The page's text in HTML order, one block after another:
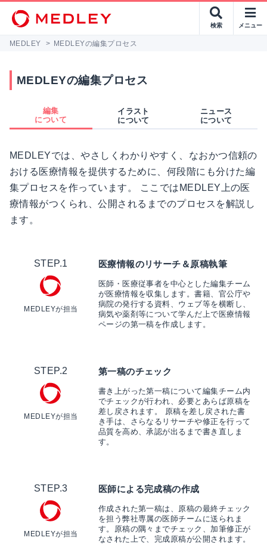
検索 メニュー
MEDLEY > MEDLEYの編集プロセス
MEDLEYの編集プロセス
編集
について
イラスト
について
ニュース
について
MEDLEYでは、やさしくわかりやすく、なおかつ信頼の
おける医療情報を提供するために、何段階にも分けた編
集プロセスを作っています。 ここではMEDLEY上の医
療情報がつくられ、公開されるまでのプロセスを解説し
ます。
STEP.1
MEDLEYが担当
医療情報のリサーチ＆原稿執筆
医師・医療従事者を中心とした編集チーム
が医療情報を収集します。書籍、官公庁や
病院の発行する資料、ウェブ等を横断し、
病気や薬剤等について学んだ上で医療情報
ページの第一稿を作成します。
STEP.2
MEDLEYが担当
第一稿のチェック
書き上がった第一稿について編集チーム内
でチェックが行われ、必要とあらば原稿を
差し戻されます。 原稿を差し戻された書
き手は、さらなるリサーチや修正を行って
品質を高め、承認が出るまで書き直しま
す。
STEP.3
MEDLEYが担当
医師による完成稿の作成
作成された第一稿は、原稿の最終チェック
を担う弊社専属の医師チームに送られま
す。原稿の隅々までチェック、加筆修正が
なされた上で、完成原稿が公開されます。